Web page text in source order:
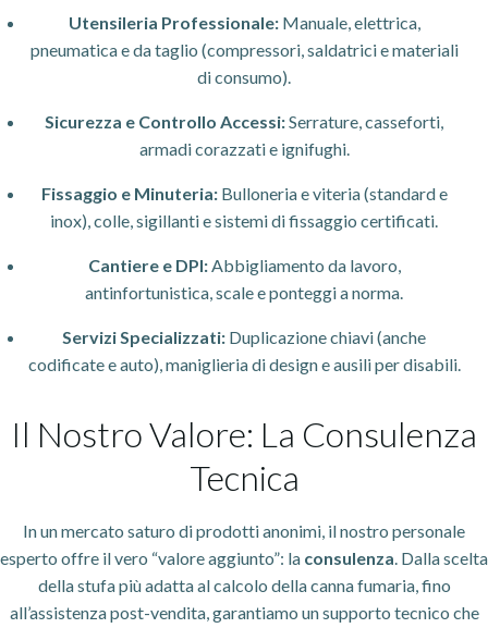
Utensileria Professionale:Manuale, elettrica,
pneumatica e da taglio (compressori, saldatrici e materiali
di consumo).
Sicurezza e Controllo Accessi:Serrature, casseforti,
armadi corazzati e ignifughi.
Fissaggio e Minuteria:Bulloneria e viteria (standard e
inox), colle, sigillanti e sistemi di fissaggio certificati.
Cantiere e DPI:Abbigliamento da lavoro,
antinfortunistica, scale e ponteggi a norma.
Servizi Specializzati: Duplicazione chiavi (anche
codificate e auto), maniglieria di design e ausili per disabili.
Il Nostro Valore: La Consulenza
Tecnica
In un mercato saturo di prodotti anonimi, il nostro personale
esperto offre il vero “valore aggiunto”: la consulenza. Dalla scelta
della stufa più adatta al calcolo della canna fumaria, fino
all’assistenza post-vendita, garantiamo un supporto tecnico che